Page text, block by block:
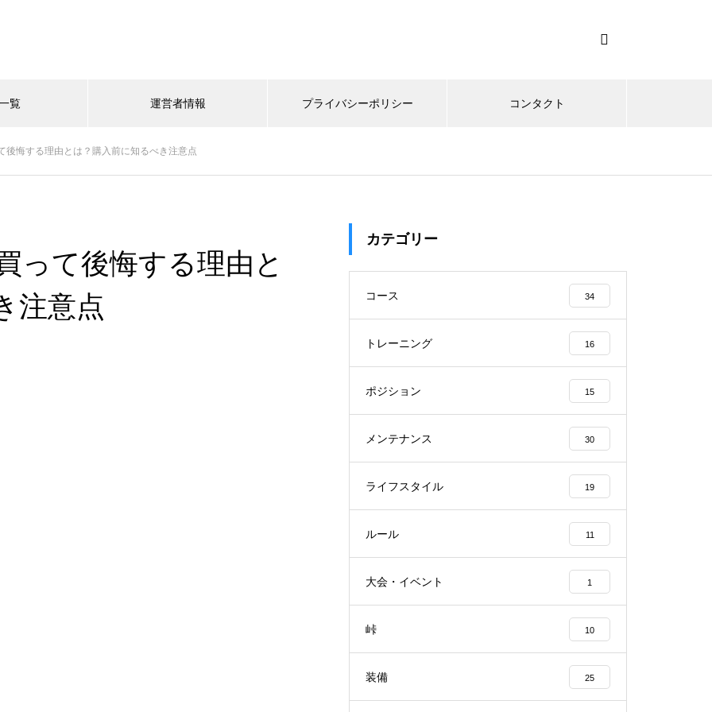
覧 運営者情報 プライバシーポリシー コンタクト
後悔する理由とは？購入前に知るべき注意点
って後悔する理由と
注意点
カテゴリー
コース 34
トレーニング 16
ポジション 15
メンテナンス 30
ライフスタイル 19
ルール 11
大会・イベント 1
峠 10
装備 25